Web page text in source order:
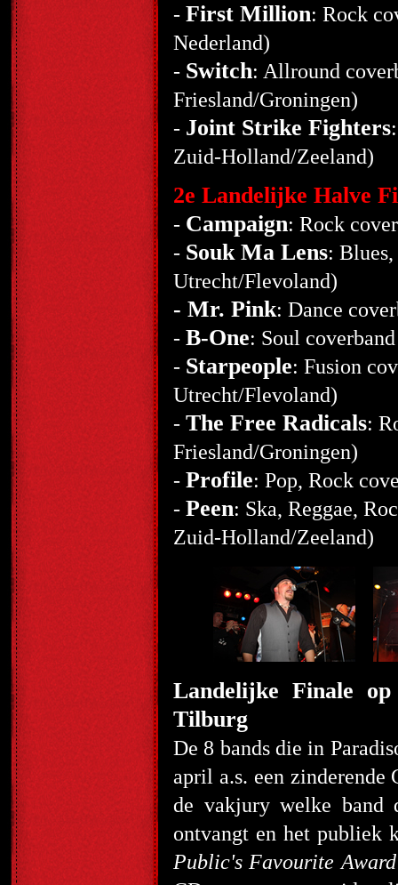
- First Million: Rock
Nederland)
- Switch: Allround
Friesland/Groningen)
- Joint Strike Fighters
Zuid-Holland/Zeeland)
2e Landelijke Halve
- Campaign: Rock
- Souk Ma Lens:
Utrecht/Flevoland)
- Mr. Pink: Dance
- B-One: Soul
- Starpeople: Fusion
Utrecht/Flevoland)
- The Free Radicals:
Friesland/Groningen)
- Profile: Pop, Rock
- Peen: Ska, Reggae,
Zuid-Holland/Zeeland)
Landelijke Finale
Tilburg
De 8 bands die in
april a.s. een
de vakjury welke
ontvangt en het publiek
Public's Favourite